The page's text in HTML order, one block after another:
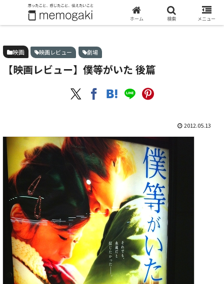
ホーム 映画 【映画レビュー】僕等がいた 後篇
映画 映画レビュー 劇場
【映画レビュー】僕等がいた 後篇
2012.05.13
ホーム 検索 メニュー